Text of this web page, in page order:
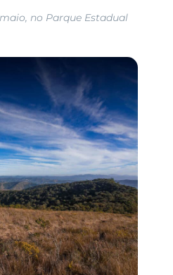
no Parque Estadual